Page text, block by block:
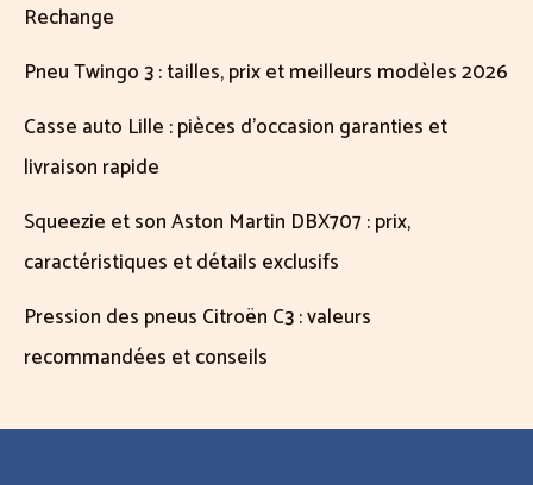
Rechange
Pneu Twingo 3 : tailles, prix et meilleurs modèles 2026
Casse auto Lille : pièces d’occasion garanties et
livraison rapide
Squeezie et son Aston Martin DBX707 : prix,
caractéristiques et détails exclusifs
Pression des pneus Citroën C3 : valeurs
recommandées et conseils